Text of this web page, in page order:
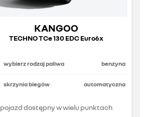
KANGOO
TECHNO TCe 130 EDC Euro6x
wybierz rodzaj paliwa benzyna
skrzynia biegów automatyczna
pojazd dostępny w wielu punktach